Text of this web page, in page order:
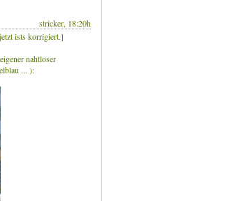
stricker, 18:20h
ists korrigiert.]
nahtloser
... ):